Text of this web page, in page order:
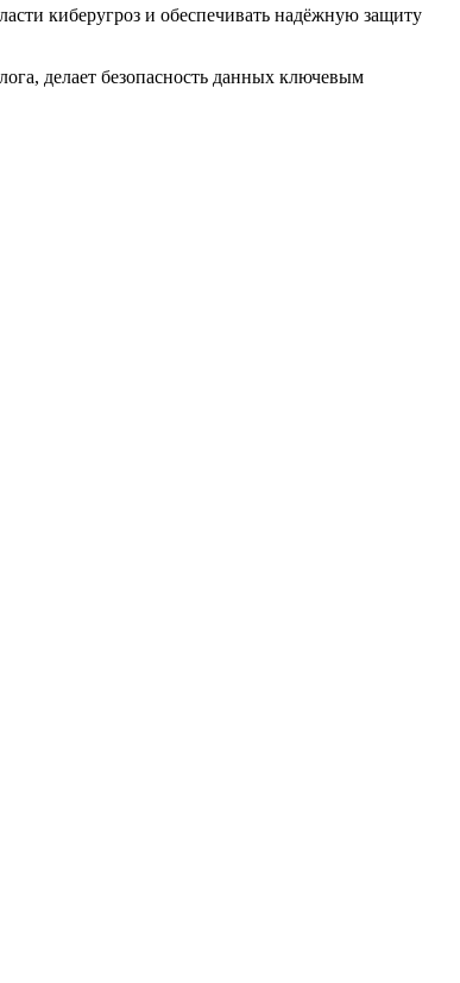
киберугроз и обеспечивать надёжную защиту
делает безопасность данных ключевым